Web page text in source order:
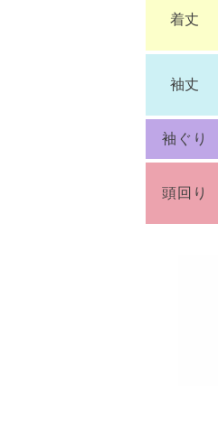
着丈
袖丈
袖ぐり
頭回り